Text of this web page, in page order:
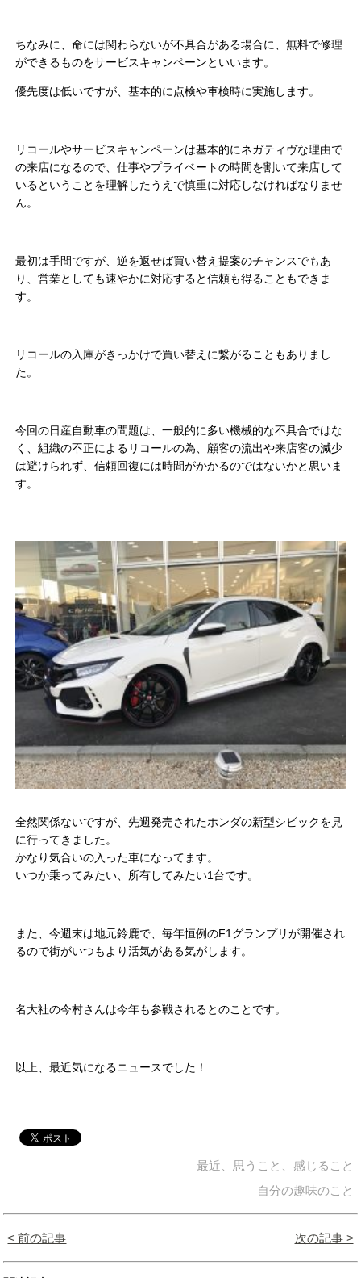
ちなみに、命には関わらないが不具合がある場合に、無料で修理
ができるものをサービスキャンペーンといいます。
優先度は低いですが、基本的に点検や車検時に実施します。
リコールやサービスキャンペーンは基本的にネガティヴな理由で
の来店になるので、仕事やプライベートの時間を割いて来店して
いるということを理解したうえで慎重に対応しなければなりませ
ん。
最初は手間ですが、逆を返せば買い替え提案のチャンスでもあ
り、営業としても速やかに対応すると信頼も得ることもできま
す。
リコールの入庫がきっかけで買い替えに繋がることもありまし
た。
今回の日産自動車の問題は、一般的に多い機械的な不具合ではな
く、組織の不正によるリコールの為、顧客の流出や来店客の減少
は避けられず、信頼回復には時間がかかるのではないかと思いま
す。
全然関係ないですが、先週発売されたホンダの新型シビックを見
に行ってきました。
かなり気合いの入った車になってます。
いつか乗ってみたい、所有してみたい1台です。
また、今週末は地元鈴鹿で、毎年恒例のF1グランプリが開催され
るので街がいつもより活気がある気がします。
名大社の今村さんは今年も参戦されるとのことです。
以上、最近気になるニュースでした！
最近、思うこと、感じること
自分の趣味のこと
< 前の記事 次の記事 >